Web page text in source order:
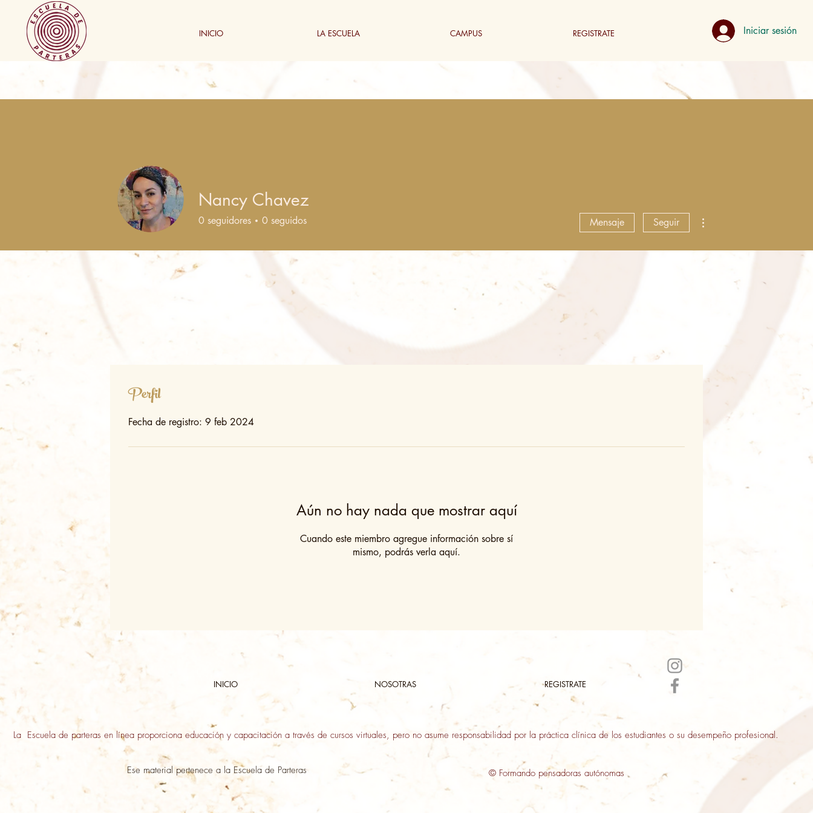
Iniciar sesión
INICIO LA ESCUELA CAMPUS REGISTRATE
Perfil
Fecha de registro: 9 feb 2024
Aún no hay nada que mostrar aquí
Cuando este miembro agregue información sobre sí
mismo, podrás verla aquí.
Nancy Chavez
0 seguidores 0 seguidos Mensaje Seguir
INICIO NOSOTRAS REGISTRATE
La Escuela de parteras en línea proporciona educación y capacitación a través de cursos virtuales, pero no asume responsabilidad por la práctica clínica de los estudiantes o su desempeño profesional.
Ese material pertenece a la Escuela de Parteras © Formando pensadoras autónomas